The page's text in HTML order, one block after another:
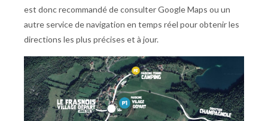
est donc recommandé de consulter Google Maps ou un
autre service de navigation en temps réel pour obtenir les
directions les plus précises et à jour.